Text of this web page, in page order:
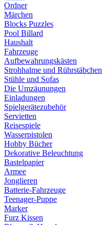
Ordner
Märchen
Blocks Puzzles
Pool Billard
Haushalt
Fahrzeuge
Aufbewahrungskästen
Strohhalme und Rührstäbchen
Stühle und Sofas
Die Umzäunungen
Einladungen
Spielgerätezubehör
Servietten
Reisespiele
Wasserpistolen
Hobby Bücher
Dekorative Beleuchtung
Bastelpapier
Armee
Jonglieren
Batterie-Fahrzeuge
Teenager-Puppe
Marker
Furz Kissen